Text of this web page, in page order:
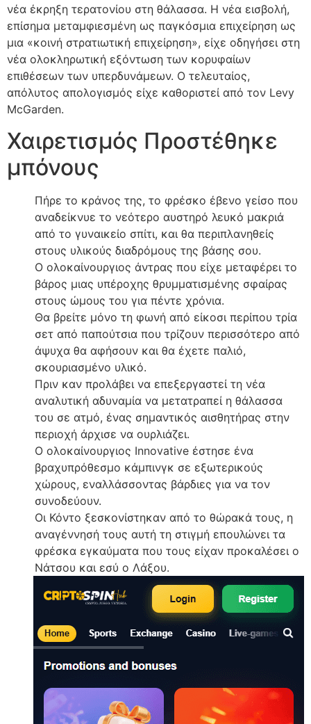
νέα έκρηξη τερατονίου στη θάλασσα. Η νέα εισβολή,
επίσημα μεταμφιεσμένη ως παγκόσμια επιχείρηση ως
μια «κοινή στρατιωτική επιχείρηση», είχε οδηγήσει στη
νέα ολοκληρωτική εξόντωση των κορυφαίων
επιθέσεων των υπερδυνάμεων. Ο τελευταίος,
απόλυτος απολογισμός είχε καθοριστεί από τον Levy
McGarden.
Χαιρετισμός Προστέθηκε
μπόνους
Πήρε το κράνος της, το φρέσκο ​​έβενο γείσο που
αναδείκνυε το νεότερο αυστηρό λευκό μακριά
από το γυναικείο σπίτι, και θα περιπλανηθείς
στους υλικούς διαδρόμους της βάσης σου.
Ο ολοκαίνουργιος άντρας που είχε μεταφέρει το
βάρος μιας υπέροχης θρυμματισμένης σφαίρας
στους ώμους του για πέντε χρόνια.
Θα βρείτε μόνο τη φωνή από είκοσι περίπου τρία
σετ από παπούτσια που τρίζουν περισσότερο από
άψυχα θα αφήσουν και θα έχετε παλιό,
σκουριασμένο υλικό.
Πριν καν προλάβει να επεξεργαστεί τη νέα
αναλυτική αδυναμία να μετατραπεί η θάλασσα
του σε ατμό, ένας σημαντικός αισθητήρας στην
περιοχή άρχισε να ουρλιάζει.
Ο ολοκαίνουργιος Innovative έστησε ένα
βραχυπρόθεσμο κάμπινγκ σε εξωτερικούς
χώρους, εναλλάσσοντας βάρδιες για να τον
συνοδεύουν.
Οι Κόντο ξεσκονίστηκαν από το θώρακά τους, η
αναγέννησή τους αυτή τη στιγμή επουλώνει τα
φρέσκα εγκαύματα που τους είχαν προκαλέσει ο
Νάτσου και εσύ ο Λάξου.